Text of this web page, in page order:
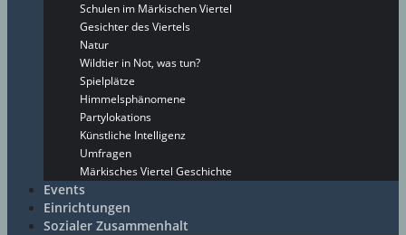
Schulen im Märkischen Viertel
Gesichter des Viertels
Natur
Wildtier in Not, was tun?
Spielplätze
Himmelsphänomene
Partylokations
Künstliche Intelligenz
Umfragen
Märkisches Viertel Geschichte
Events
Einrichtungen
Sozialer Zusammenhalt